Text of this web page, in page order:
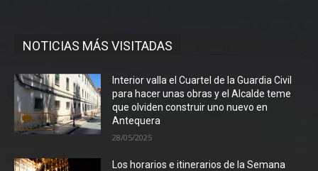
NOTICIAS MÁS VISITADAS
Interior valla el Cuartel de la Guardia Civil
para hacer unas obras y el Alcalde teme
que olviden construir uno nuevo en
Antequera
28/05/2025
Los horarios e itinerarios de la Semana